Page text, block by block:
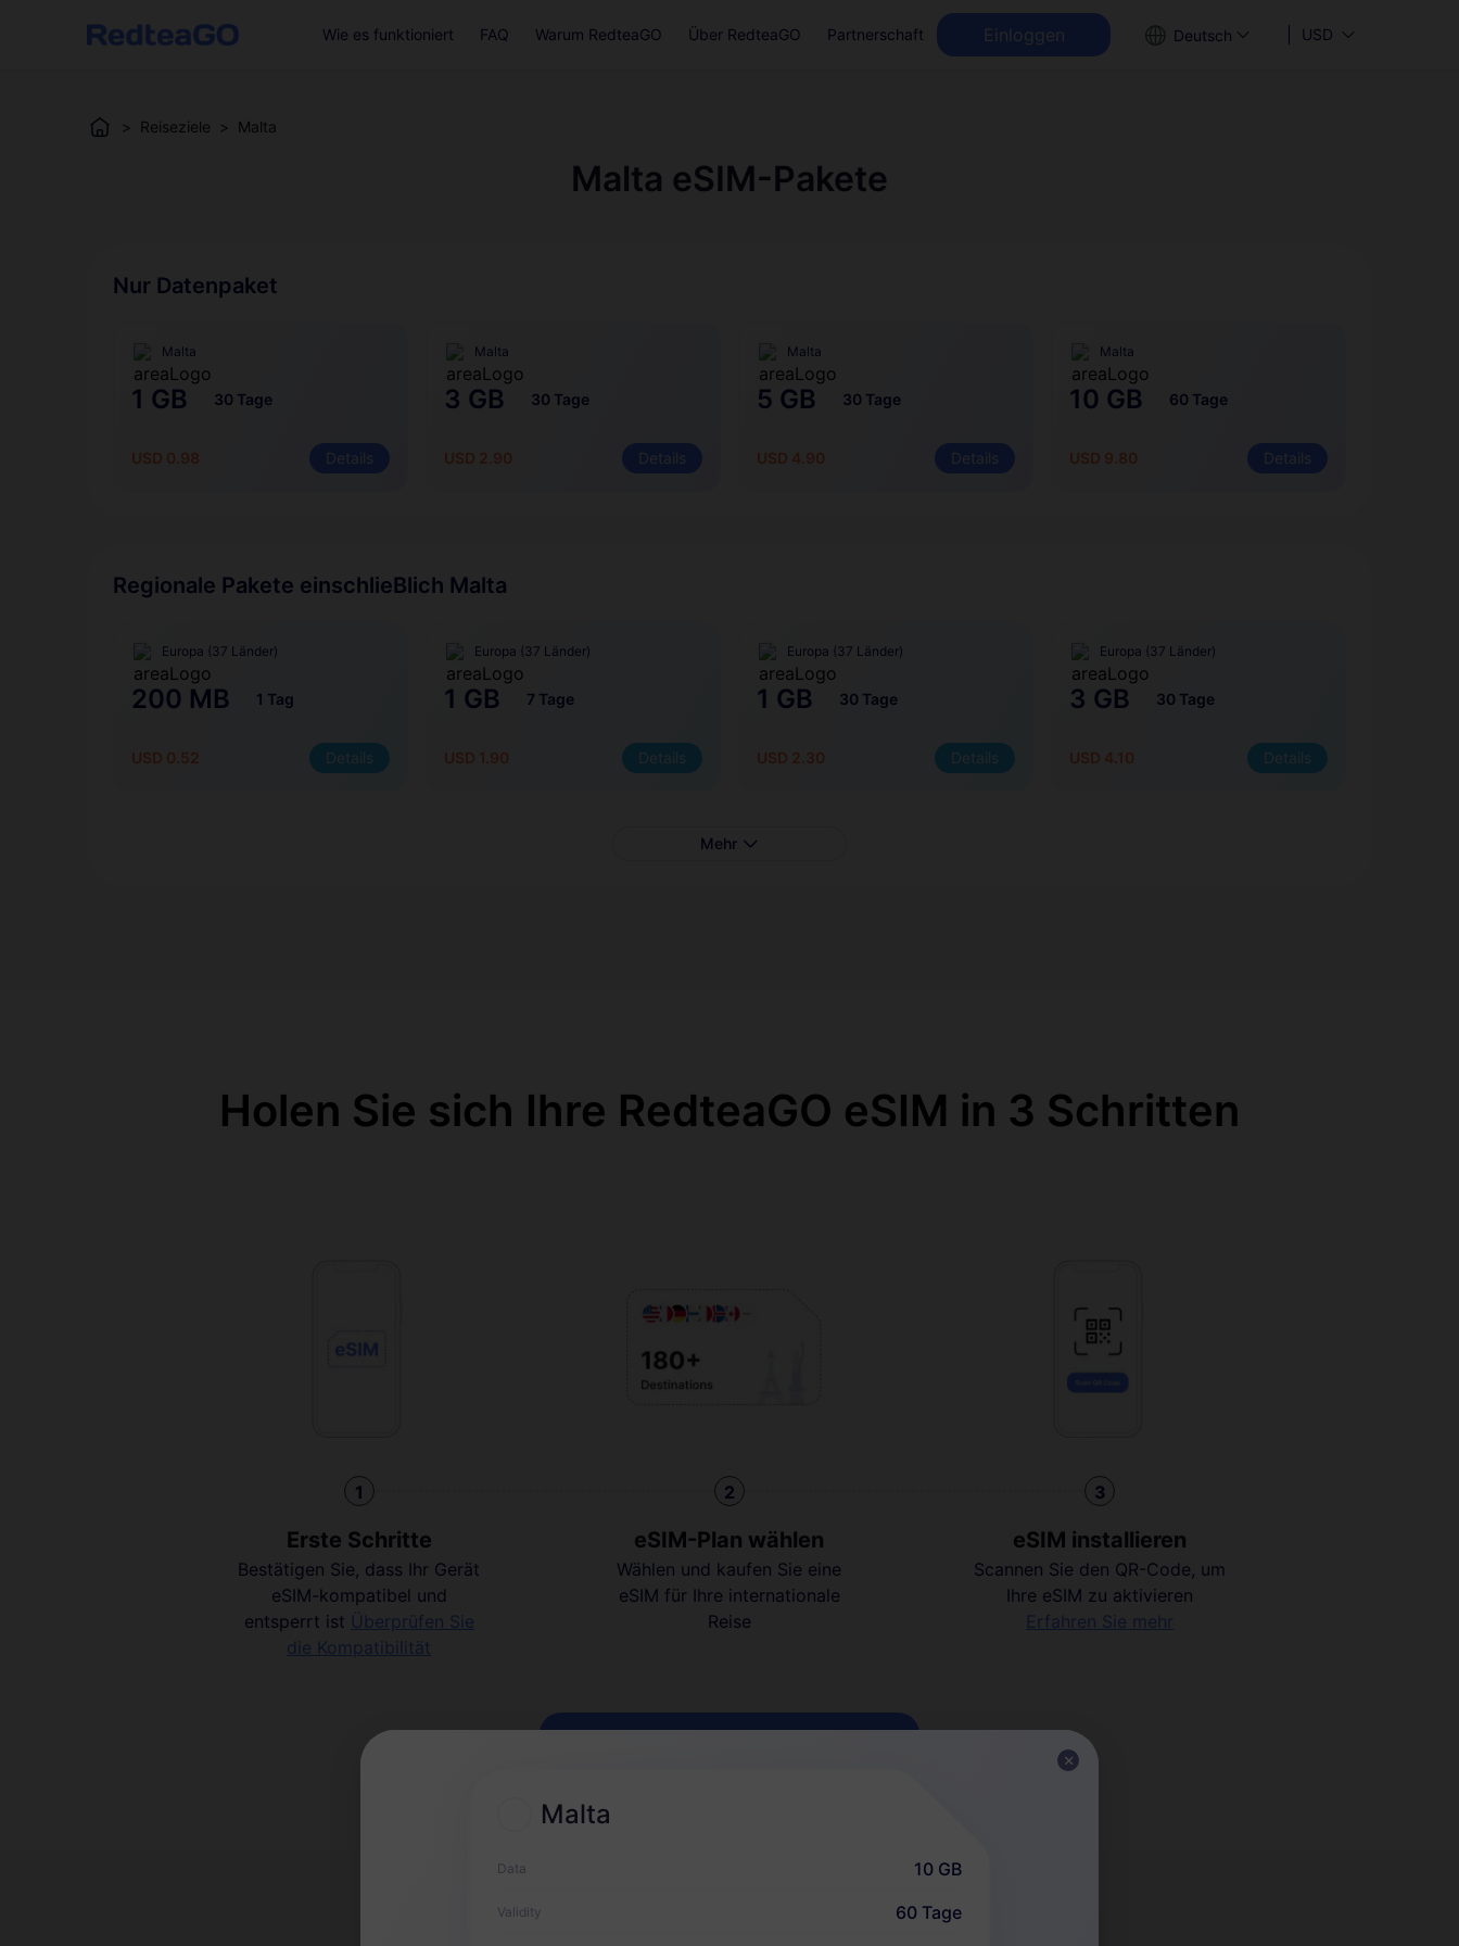
Wie es funktioniert FAQ Warum RedteaGO Über RedteaGO Partnerschaft Einloggen Deutsch USD
> Reiseziele > Malta
Malta eSIM-Pakete
Nur Datenpaket
Malta
1 GB 30 Tage
USD 0.98 Details
Malta
3 GB 30 Tage
USD 2.90 Details
Malta
5 GB 30 Tage
USD 4.90 Details
Malta
10 GB 60 Tage
USD 9.80 Details
Regionale Pakete einschlieBlich Malta
Europa (37 Länder)
200 MB 1 Tag
USD 0.52 Details
Europa (37 Länder)
1 GB 7 Tage
USD 1.90 Details
Europa (37 Länder)
1 GB 30 Tage
USD 2.30 Details
Europa (37 Länder)
3 GB 30 Tage
USD 4.10 Details
Mehr
Holen Sie sich Ihre RedteaGO eSIM in 3 Schritten
1
Erste Schritte
Bestätigen Sie, dass Ihr Gerät
eSIM-kompatibel und
entsperrt ist Überprüfen Sie
die Kompatibilität
2
eSIM-Plan wählen
Wählen und kaufen Sie eine
eSIM für Ihre internationale
Reise
3
eSIM installieren
Scannen Sie den QR-Code, um
Ihre eSIM zu aktivieren
Erfahren Sie mehr
Malta
Data 10 GB
Validity 60 Tage